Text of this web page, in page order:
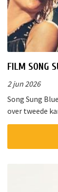
FILM SONG
2 jun 2026
Song Sung
over tweede
vermogen van